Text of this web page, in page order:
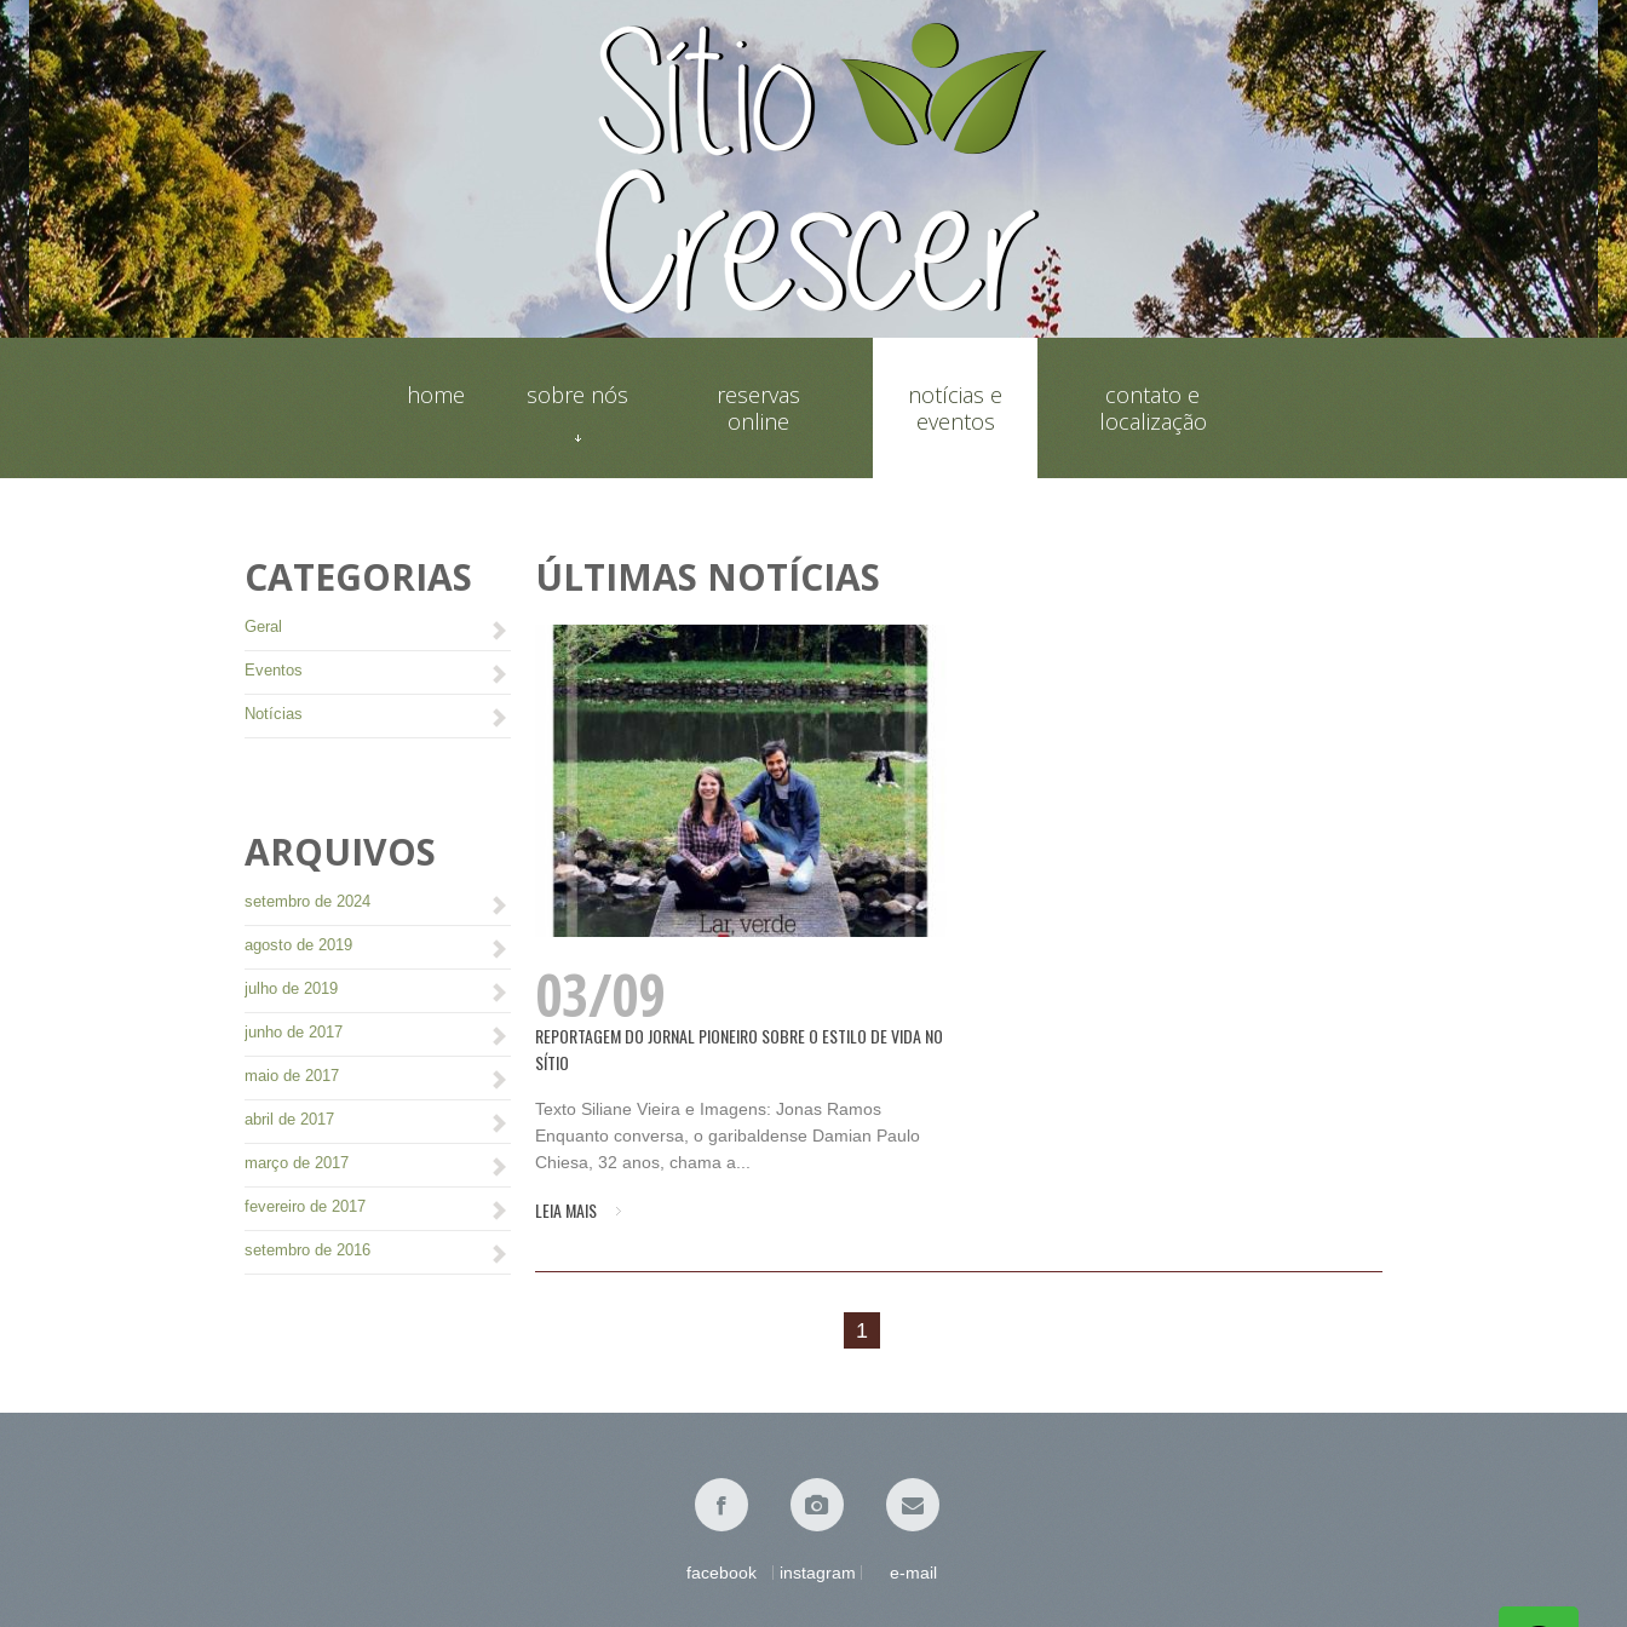
home sobre nós
reservas
online
notícias e
eventos
contato e
localização
CATEGORIAS
Geral
Eventos
Notícias
ARQUIVOS
setembro de 2024
agosto de 2019
julho de 2019
junho de 2017
maio de 2017
abril de 2017
março de 2017
fevereiro de 2017
setembro de 2016
ÚLTIMAS NOTÍCIAS
03/09
REPORTAGEM DO JORNAL PIONEIRO SOBRE O ESTILO DE VIDA NO
SÍTIO
Texto Siliane Vieira e Imagens: Jonas Ramos
Enquanto conversa, o garibaldense Damian Paulo
Chiesa, 32 anos, chama a...
LEIA MAIS
1
facebook instagram e-mail